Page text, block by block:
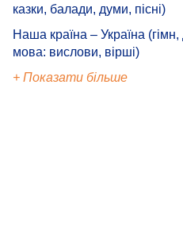
казки, балади, думи, пісні)
Наша країна – Україна
мова: вислови, вірші)
+ Показати більше